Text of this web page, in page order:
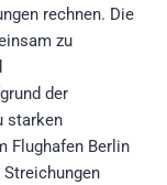
rechnen. Die
zu
der
starken
Flughafen Berlin